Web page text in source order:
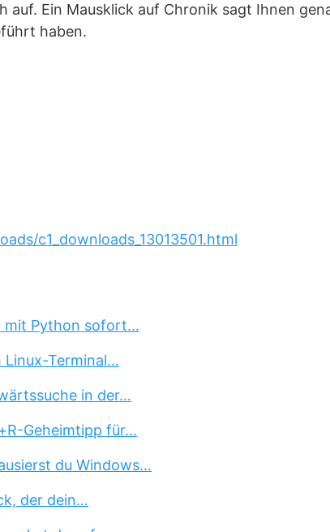
auf. Ein Mausklick auf Chronik sagt Ihnen
haben.
c1_downloads_13013501.html
mit Python sofort…
Linux-Terminal…
in der…
Geheimtipp für…
du Windows…
der dein…